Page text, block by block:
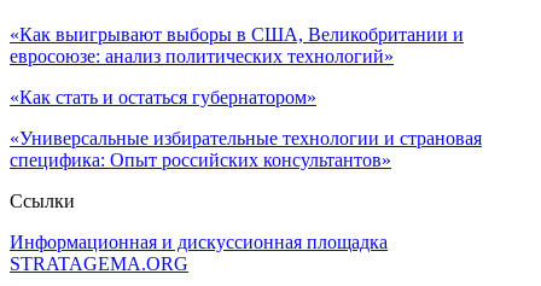
«Как выигрывают выборы в США, Великобритании и
евросоюзе: анализ политических технологий»
«Как стать и остаться губернатором»
«Универсальные избирательные технологии и страновая
специфика: Опыт российских консультантов»
Ссылки
Информационная и дискуссионная площадка
STRATAGEMA.ORG